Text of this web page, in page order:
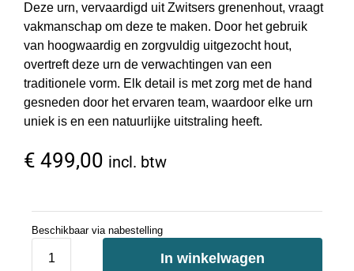
Deze urn, vervaardigd uit Zwitsers grenenhout, vraagt
vakmanschap om deze te maken. Door het gebruik
van hoogwaardig en zorgvuldig uitgezocht hout,
overtreft deze urn de verwachtingen van een
traditionele vorm. Elk detail is met zorg met de hand
gesneden door het ervaren team, waardoor elke urn
uniek is en een natuurlijke uitstraling heeft.
€ 499,00 incl. btw
Beschikbaar via nabestelling
In winkelwagen